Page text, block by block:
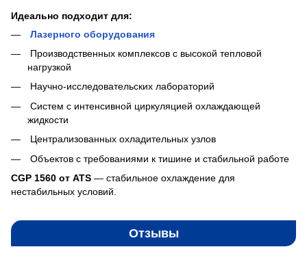
Идеально подходит для:
Лазерного оборудования
Производственных комплексов с высокой тепловой
нагрузкой
Научно-исследовательских лабораторий
Систем с интенсивной циркуляцией охлаждающей
жидкости
Централизованных охладительных узлов
Объектов с требованиями к тишине и стабильной работе
CGP 1560 от ATS — стабильное охлаждение для
нестабильных условий.
Отзывы